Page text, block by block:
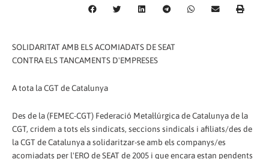
SOLIDARITAT AMB ELS ACOMIADATS DE SEAT
CONTRA ELS TANCAMENTS D'EMPRESES
A tota la CGT de Catalunya
Des de la (FEMEC-CGT) Federació Metal·lúrgica de Catalunya de la
CGT, cridem a tots els sindicats, seccions sindicals i afiliats/des de
la CGT de Catalunya a solidaritzar-se amb els companys/es
acomiadats per l'ERO de SEAT de 2005 i que encara estan pendents